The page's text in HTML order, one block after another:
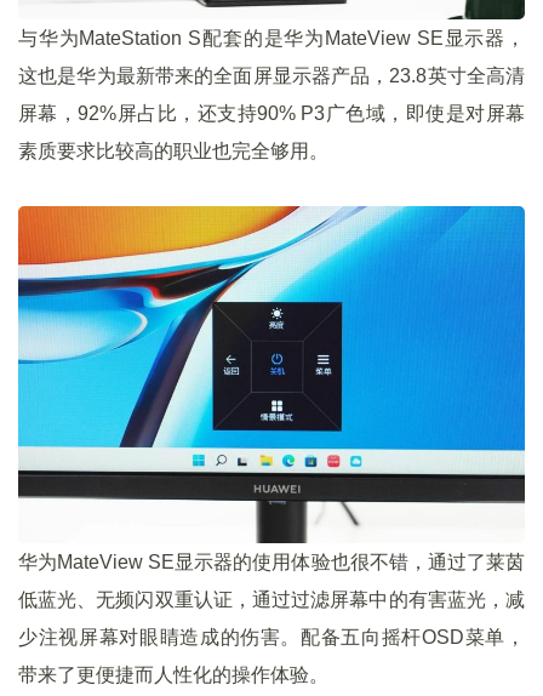
与华为MateStation S配套的是华为MateView SE显示器，
这也是华为最新带来的全面屏显示器产品，23.8英寸全高清
屏幕，92%屏占比，还支持90% P3广色域，即使是对屏幕
素质要求比较高的职业也完全够用。
华为MateView SE显示器的使用体验也很不错，通过了莱茵
低蓝光、无频闪双重认证，通过过滤屏幕中的有害蓝光，减
少注视屏幕对眼睛造成的伤害。配备五向摇杆OSD菜单，
带来了更便捷而人性化的操作体验。